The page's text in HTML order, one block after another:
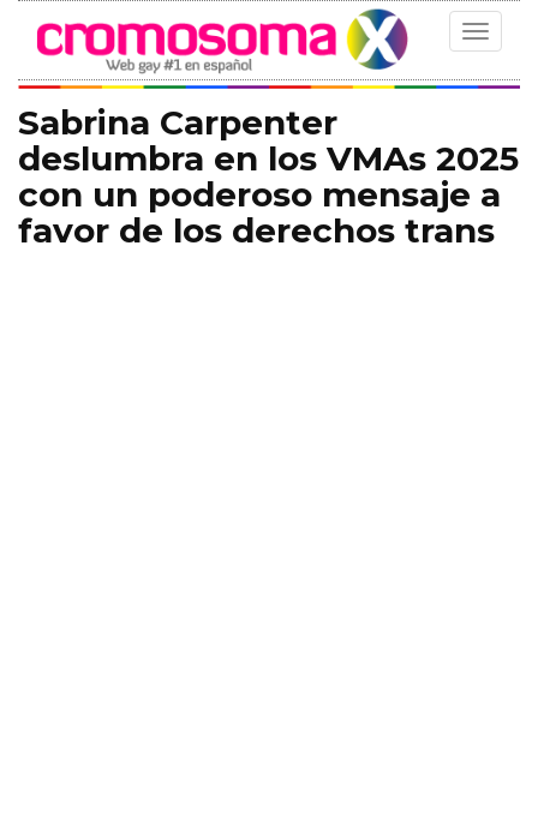
Toggle
Sabrina Carpenter
deslumbra en los VMAs 2025
con un poderoso mensaje a
favor de los derechos trans